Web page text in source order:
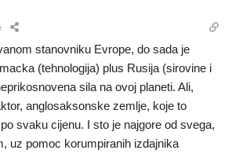
stanovniku Evrope, do sada je
(tehnologija) plus Rusija (sirovine i
sila na ovoj planeti. Ali,
anglosaksonske zemlje, koje to
svaku cijenu. I sto je najgore od svega,
uz pomoc korumpiranih izdajnika